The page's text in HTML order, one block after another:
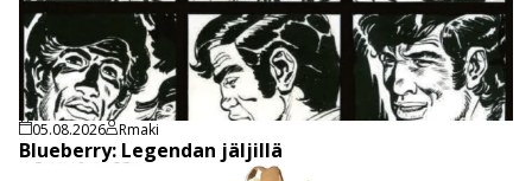
05.08.2026 Rmaki
Blueberry: Legendan jäljillä